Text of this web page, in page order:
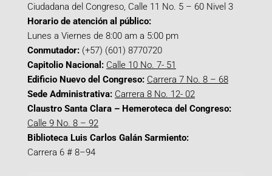
Ciudadana del Congreso, Calle 11 No. 5 – 60 Nivel 3
Horario de atención al público:
Lunes a Viernes de 8:00 am a 5:00 pm
Conmutador: (+57) (601) 8770720
Capitolio Nacional: Calle 10 No. 7- 51
Edificio Nuevo del Congreso: Carrera 7 No. 8 – 68
Sede Administrativa: Carrera 8 No. 12- 02
Claustro Santa Clara – Hemeroteca del Congreso:
Calle 9 No. 8 – 92
Biblioteca Luis Carlos Galán Sarmiento:
Carrera 6 # 8–94